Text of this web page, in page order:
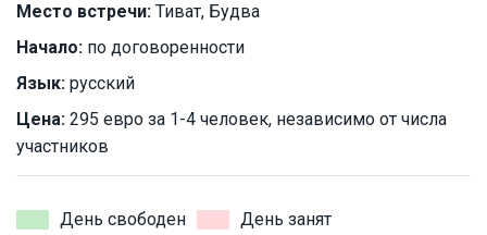
Место встречи: Тиват, Будва
Начало: по договоренности
Язык: русский
Цена: 295 евро за 1-4 человек, независимо от числа
участников
День свободен
День занят